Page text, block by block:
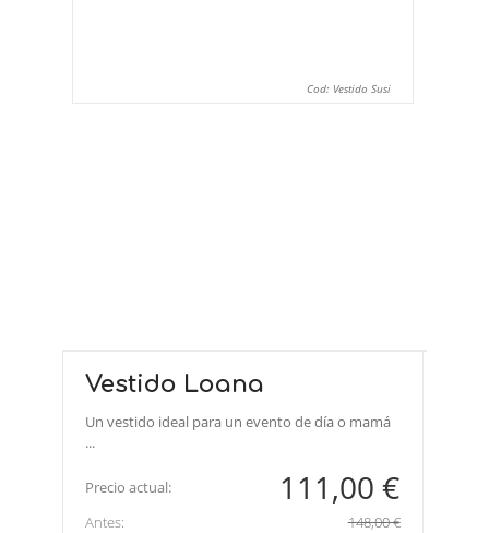
Cod: Vestido Susi
Vestido Loana
Un vestido ideal para un evento de día o mamá
...
Precio actual: 111,00 €
Antes: 148,00 €